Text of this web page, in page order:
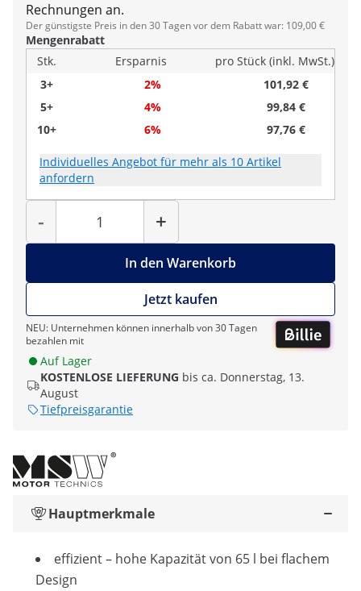
Rechnungen an.
Der günstigste Preis in den 30 Tagen vor dem Rabatt war: 109,00 €
Mengenrabatt
Stk.
Ersparnis
pro Stück (inkl. MwSt.)
3+
2%
101,92 €
5+
4%
99,84 €
10+
6% 97,76 €
Individuelles Angebot für mehr als 10 Artikel
anfordern
-
Menge
+
In den Warenkorb
Jetzt kaufen
NEU: Unternehmen können innerhalb von 30 Tagen
bezahlen mit
Auf Lager
KOSTENLOSE LIEFERUNG bis ca. Donnerstag, 13.
August
Tiefpreisgarantie
Hauptmerkmale
effizient – hohe Kapazität von 65 l bei flachem
Design